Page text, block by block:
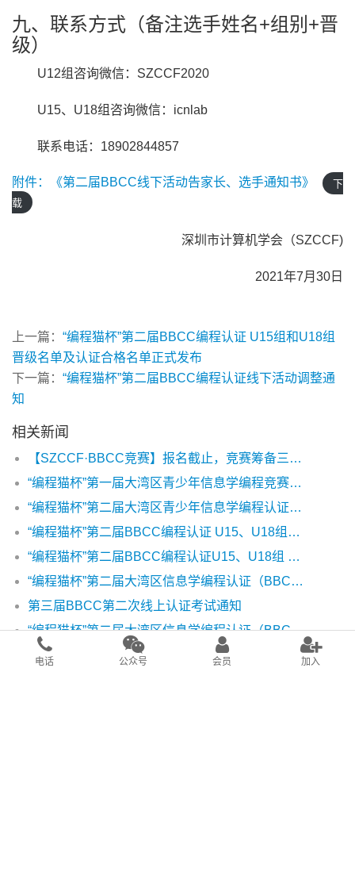
九、联系方式（备注选手姓名+组别+晋
级）
U12组咨询微信：SZCCF2020
U15、U18组咨询微信：icnlab
联系电话：18902844857
附件：《第二届BBCC线下活动告家长、选手通知书》
下
载
深圳市计算机学会（SZCCF)
2021年7月30日
上一篇： “编程猫杯”第二届BBCC编程认证 U15组和U18组
晋级名单及认证合格名单正式发布
下一篇： “编程猫杯”第二届BBCC编程认证线下活动调整通
知
相关新闻
【SZCCF·BBCC竞赛】报名截止，竞赛筹备三年回顾
“编程猫杯”第一届大湾区青少年信息学编程竞赛（BBCC） 组织架构
“编程猫杯”第二届大湾区青少年信息学编程认证（BBCC）暨竞赛线下活动须知
“编程猫杯”第二届BBCC编程认证 U15、U18组线上认证成绩公布
“编程猫杯”第二届BBCC编程认证U15、U18组 模拟测试及第一轮认证通知
“编程猫杯”第二届大湾区信息学编程认证（BBCC）第二轮活动（线上）通知
第三届BBCC第二次线上认证考试通知
“编程猫杯”第二届大湾区信息学编程认证（BBCC) CP-U15、U18组线下活动通知
2022第三届BBCC编程认证专题回顾
电话 公众号 会员 加入